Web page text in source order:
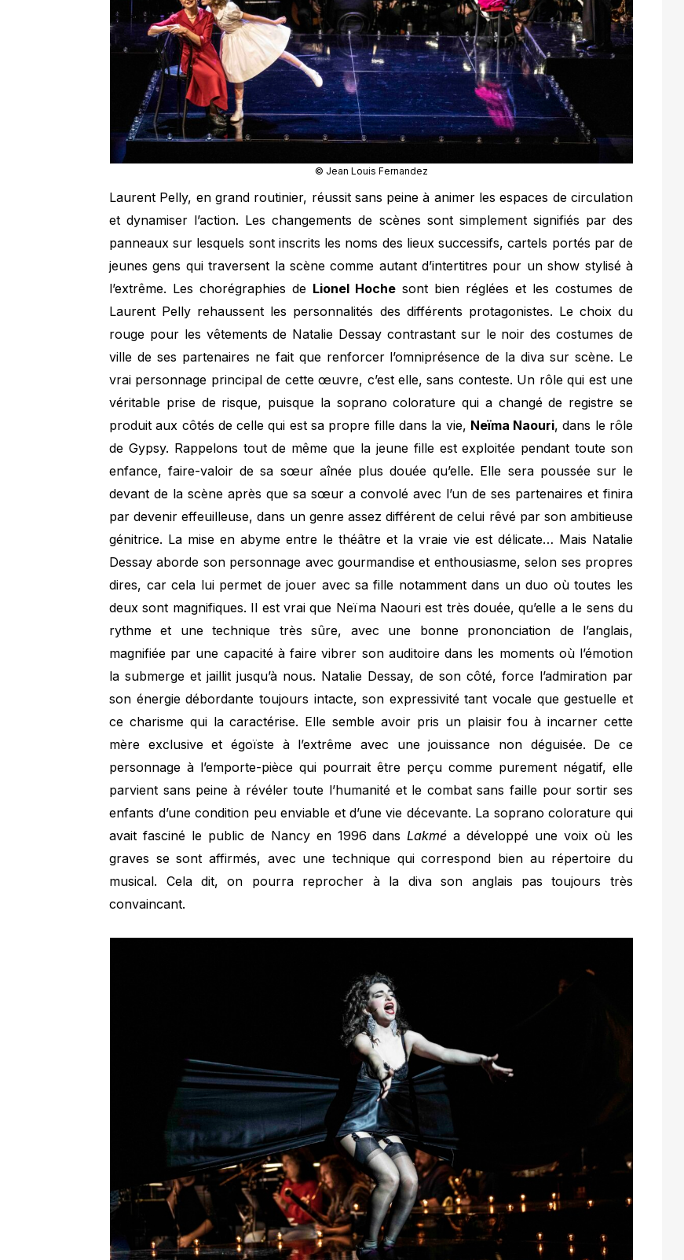
© Jean Louis Fernandez
Laurent Pelly, en grand routinier, réussit sans peine à animer les espaces de circulation
et dynamiser l’action. Les changements de scènes sont simplement signifiés par des
panneaux sur lesquels sont inscrits les noms des lieux successifs, cartels portés par de
jeunes gens qui traversent la scène comme autant d’intertitres pour un show stylisé à
l’extrême. Les chorégraphies de Lionel Hoche sont bien réglées et les costumes de
Laurent Pelly rehaussent les personnalités des différents protagonistes. Le choix du
rouge pour les vêtements de Natalie Dessay contrastant sur le noir des costumes de
ville de ses partenaires ne fait que renforcer l’omniprésence de la diva sur scène. Le
vrai personnage principal de cette œuvre, c’est elle, sans conteste. Un rôle qui est une
véritable prise de risque, puisque la soprano colorature qui a changé de registre se
produit aux côtés de celle qui est sa propre fille dans la vie, Neïma Naouri, dans le rôle
de Gypsy. Rappelons tout de même que la jeune fille est exploitée pendant toute son
enfance, faire-valoir de sa sœur aînée plus douée qu’elle. Elle sera poussée sur le
devant de la scène après que sa sœur a convolé avec l’un de ses partenaires et finira
par devenir effeuilleuse, dans un genre assez différent de celui rêvé par son ambitieuse
génitrice. La mise en abyme entre le théâtre et la vraie vie est délicate… Mais Natalie
Dessay aborde son personnage avec gourmandise et enthousiasme, selon ses propres
dires, car cela lui permet de jouer avec sa fille notamment dans un duo où toutes les
deux sont magnifiques. Il est vrai que Neïma Naouri est très douée, qu’elle a le sens du
rythme et une technique très sûre, avec une bonne prononciation de l’anglais,
magnifiée par une capacité à faire vibrer son auditoire dans les moments où l’émotion
la submerge et jaillit jusqu’à nous. Natalie Dessay, de son côté, force l’admiration par
son énergie débordante toujours intacte, son expressivité tant vocale que gestuelle et
ce charisme qui la caractérise. Elle semble avoir pris un plaisir fou à incarner cette
mère exclusive et égoïste à l’extrême avec une jouissance non déguisée. De ce
personnage à l’emporte-pièce qui pourrait être perçu comme purement négatif, elle
parvient sans peine à révéler toute l’humanité et le combat sans faille pour sortir ses
enfants d’une condition peu enviable et d’une vie décevante. La soprano colorature qui
avait fasciné le public de Nancy en 1996 dansLakmé a développé une voix où les
graves se sont affirmés, avec une technique qui correspond bien au répertoire du
musical. Cela dit, on pourra reprocher à la diva son anglais pas toujours très
convaincant.